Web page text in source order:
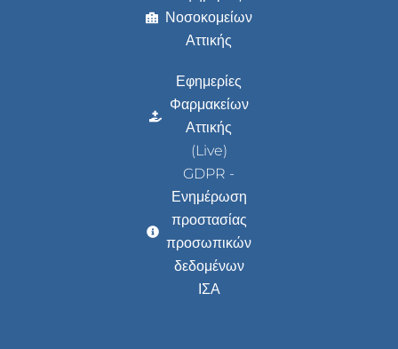
Νοσοκομείων
Αττικής
Εφημερίες
Φαρμακείων
Αττικής
(Live)
GDPR -
Ενημέρωση
προστασίας
προσωπικών
δεδομένων
ΙΣΑ